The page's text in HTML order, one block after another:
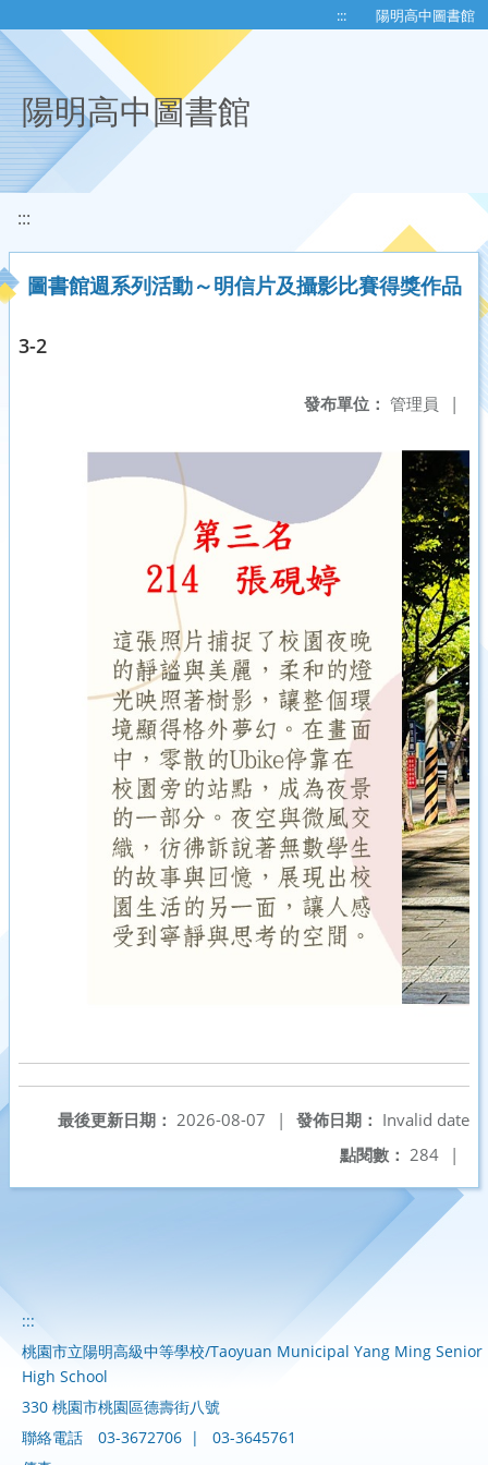
::: 陽明高中圖書館
陽明高中圖書館
:::
圖書館週系列活動～明信片及攝影比賽得獎作品
3-2
發布單位： 管理員 |
發佈日期： Invalid date
最後更新日期： 2026-08-07
|
點閱數： 284 |
:::
桃園市立陽明高級中等學校/Taoyuan Municipal Yang Ming Senior
High School
330 桃園市桃園區德壽街八號
聯絡電話
03-3672706 |
03-3645761